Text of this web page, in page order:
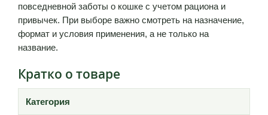
повседневной заботы о кошке с учетом рациона и
привычек. При выборе важно смотреть на назначение,
формат и условия применения, а не только на
название.
Кратко о товаре
Категория